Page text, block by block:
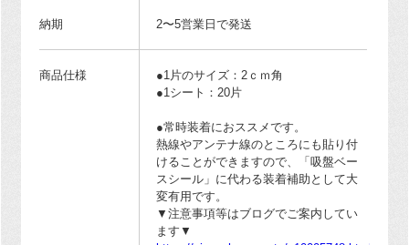
納期 2〜5営業日で発送
商品仕様
●1片のサイズ：2ｃｍ角
●1シート：20片
●常時装着におススメです。
熱線やアンテナ線のところにも貼り付
けることができますので、「吸盤ベー
スシール」に代わる装着補助として大
変有用です。
▼注意事項等はブログでご案内してい
ます▼